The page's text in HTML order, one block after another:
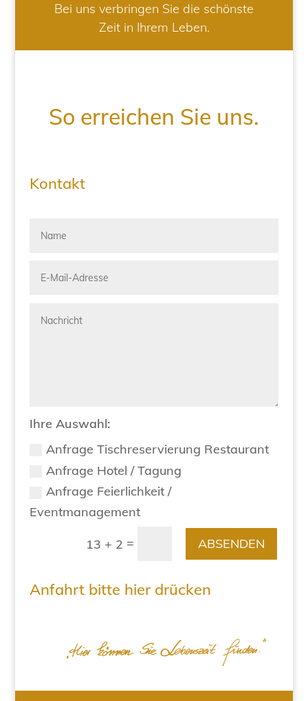
Bei uns verbringen Sie die schönste
Zeit in Ihrem Leben.
So erreichen Sie uns.
Kontakt
Ihre Auswahl:
Anfrage Tischreservierung Restaurant
Anfrage Hotel / Tagung
Anfrage Feierlichkeit /
Eventmanagement
13 + 2 = ABSENDEN
Anfahrt bitte hier drücken